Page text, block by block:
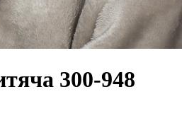
300-948